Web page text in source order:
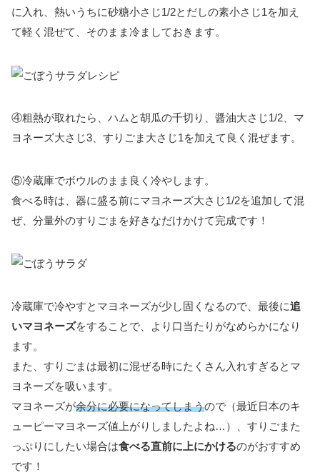
に入れ、熱いうちに砂糖小さじ1/2とだしの素小さじ1を加え
て軽く混ぜて、そのまま冷ましておきます。
④粗熱が取れたら、ハムと胡瓜の千切り、醤油大さじ1/2、マ
ヨネーズ大さじ3、すりごま大さじ1を加えて良く混ぜます。
⑤冷蔵庫でボウルのまま良く冷やします。
食べる時は、器に盛る前にマヨネーズ大さじ1/2を追加して混
ぜ、分量外のすりごまを好きなだけかけて完成です！
冷蔵庫で冷やすとマヨネーズが少し固くなるので、最後に追
いマヨネーズをすることで、より口当たりがなめらかになり
ます。
また、すりごまは最初に混ぜる時にたくさん入れすぎるとマ
ヨネーズを吸います。
マヨネーズが余分に必要になってしまうので（最近日本のキ
ューピーマヨネーズ値上がりしましたよね…）、すりごまた
っぷりにしたい場合は食べる直前に上にかけるのがおすすめ
です！